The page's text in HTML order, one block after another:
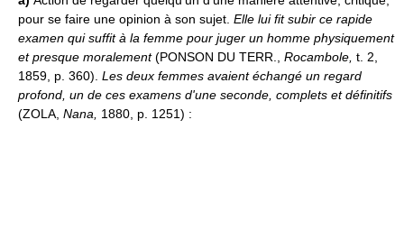
pour se faire une opinion à son sujet. Elle lui fit subir ce rapide
examen qui suffit à la femme pour juger un homme physiquement
et presque moralement(PONSON DU TERR., Rocambole, t. 2,
1859, p. 360). Les deux femmes avaient échangé un regard
profond, un de ces examens d'une seconde, complets et définitifs
(ZOLA, Nana, 1880, p. 1251) :